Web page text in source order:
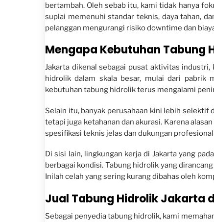
bertambah. Oleh sebab itu, kami tidak hanya
suplai memenuhi standar teknis, daya tahan,
pelanggan mengurangi risiko downtime dan
Mengapa Kebutuhan Tabung
Jakarta dikenal sebagai pusat aktivitas
hidrolik dalam skala besar, mulai dari pabrik
kebutuhan tabung hidrolik terus mengalami
Selain itu, banyak perusahaan kini lebih
tetapi juga ketahanan dan akurasi. Karena
spesifikasi teknis jelas dan dukungan
Di sisi lain, lingkungan kerja di Jakarta yang
berbagai kondisi. Tabung hidrolik yang
Inilah celah yang sering kurang dibahas oleh
Jual Tabung Hidrolik Jakarta
Sebagai penyedia tabung hidrolik, kami